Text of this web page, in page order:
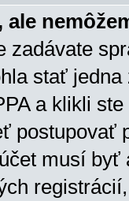
ale
zadávate
stať
a klikli
postupovať
musí